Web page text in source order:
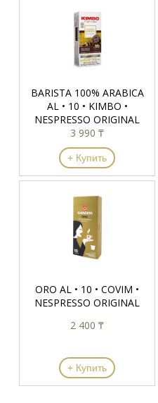
BARISTA 100% ARABICA
AL • 10 • KIMBO •
NESPRESSO ORIGINAL
3 990 ₸
+ Купить
ORO AL • 10 • COVIM •
NESPRESSO ORIGINAL
2 400 ₸
+ Купить